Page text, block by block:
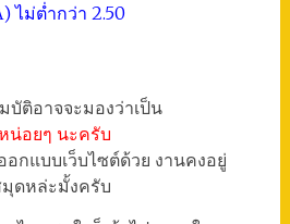
ไม่ต่ำกว่า 2.50
บัติอาจจะมองว่าเป็น
น่อยๆ นะครับ
อกแบบเว็บไซต์ด้วย งานคงอยู่
ดหล่ะมั้งครับ